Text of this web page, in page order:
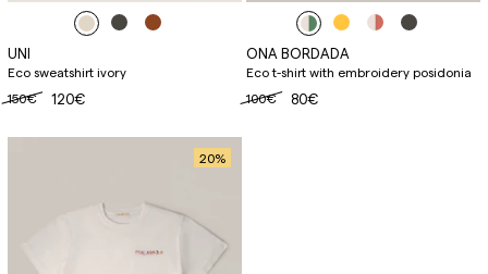
UNI
Eco sweatshirt ivory
150€
120€
ONA BORDADA
Eco t-shirt with embroidery posidonia
100€
80€
20%